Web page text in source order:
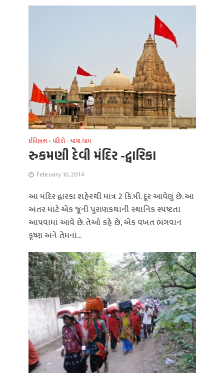
ઈતિહાસ •મંદિરો - યાત્રા ધામ
રુકમણી દેવી મંદિર -દ્વારિકા
February 10, 2014
આ મંદિર દ્વારકા શહેરથી માત્ર 2 કિ.મી. દૂર આવેલું છે. આ
અંતર માટે એક જૂની પુરાણકથાની સ્થાનિક સ્પષ્ટતા
આપવામાં આવે છે. તેઓ કહે છે, એક વખત ભગવાન
કૃષ્ણ અને તેમનાં...